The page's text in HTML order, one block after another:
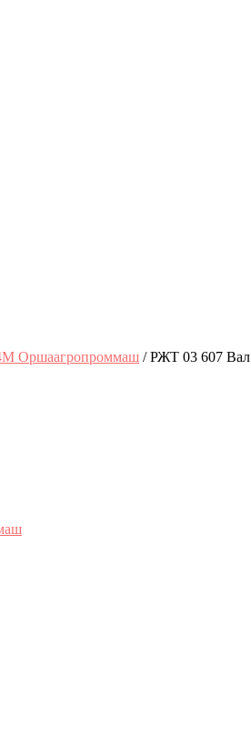
Оршаагропроммаш / РЖТ 03 607 Вал